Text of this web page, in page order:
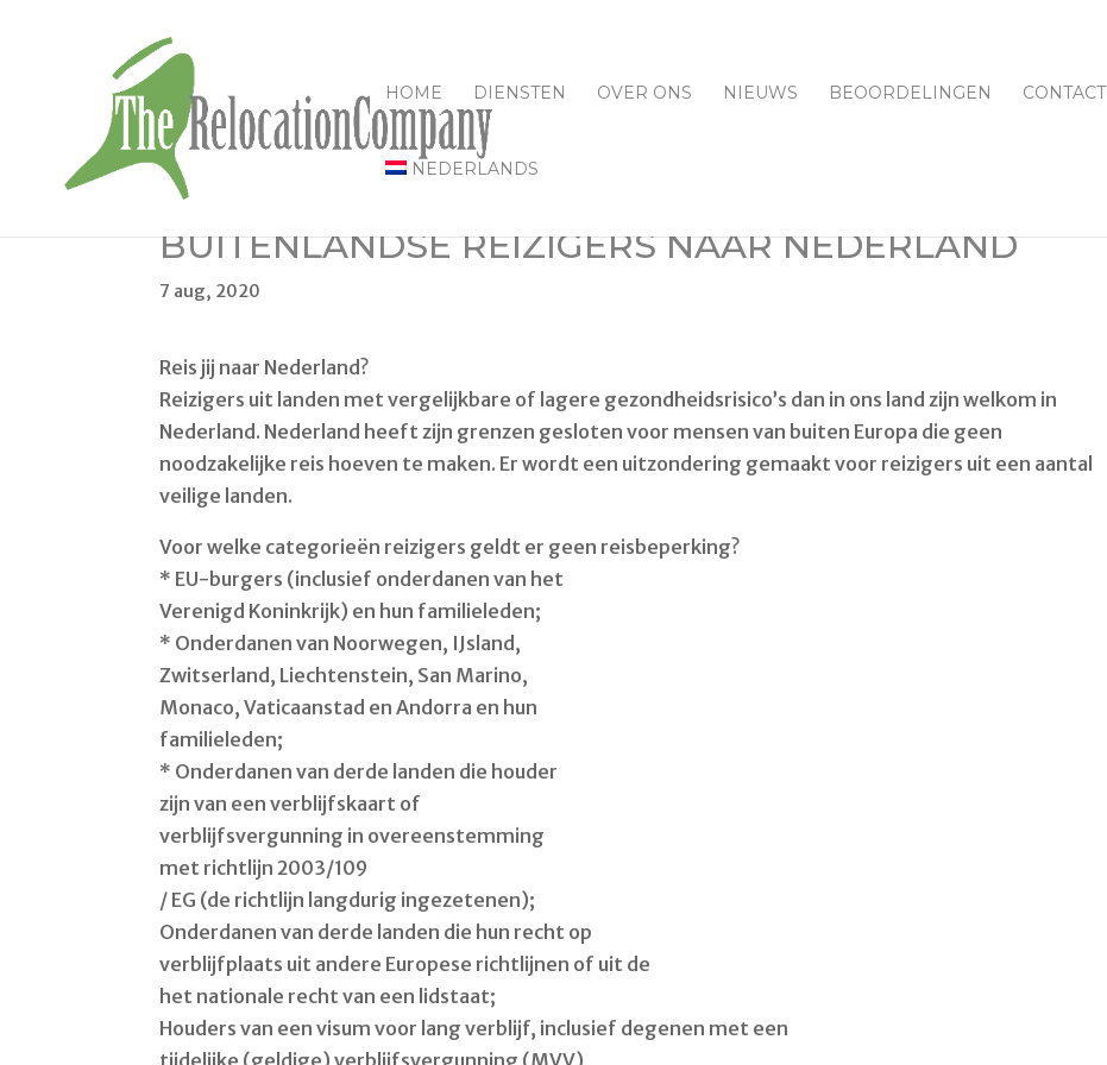
HOME DIENSTEN OVER ONS NIEUWS BEOORDELINGEN CONTACT
NEDERLANDS
BUITENLANDSE REIZIGERS NAAR NEDERLAND
7 aug, 2020
Reis jij naar Nederland?
Reizigers uit landen met vergelijkbare of lagere gezondheidsrisico’s dan in ons land zijn welkom in
Nederland. Nederland heeft zijn grenzen gesloten voor mensen van buiten Europa die geen
noodzakelijke reis hoeven te maken. Er wordt een uitzondering gemaakt voor reizigers uit een aantal
veilige landen.
Voor welke categorieën reizigers geldt er geen reisbeperking?
* EU-burgers (inclusief onderdanen van het
Verenigd Koninkrijk) en hun familieleden;
* Onderdanen van Noorwegen, IJsland,
Zwitserland, Liechtenstein, San Marino,
Monaco, Vaticaanstad en Andorra en hun
familieleden;
* Onderdanen van derde landen die houder
zijn van een verblijfskaart of
verblijfsvergunning in overeenstemming
met richtlijn 2003/109
/ EG (de richtlijn langdurig ingezetenen);
Onderdanen van derde landen die hun recht op
verblijfplaats uit andere Europese richtlijnen of uit de
het nationale recht van een lidstaat;
Houders van een visum voor lang verblijf, inclusief degenen met een
tijdelijke (geldige) verblijfsvergunning (MVV)